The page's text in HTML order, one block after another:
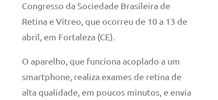
Congresso da Sociedade Brasileira de
Retina e Vítreo, que ocorreu de 10 a 13 de
abril, em Fortaleza (CE).
O aparelho, que funciona acoplado a um
smartphone, realiza exames de retina de
alta qualidade, em poucos minutos, e envia